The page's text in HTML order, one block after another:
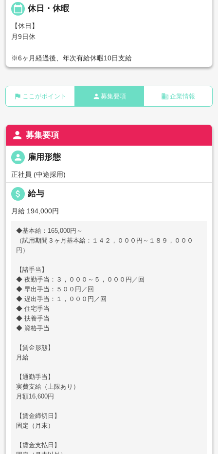
calendar_today 休日・休暇
【休日】
月9日休
※6ヶ月経過後、年次有給休暇10日支給
flag ここがポイント person 募集要項 business 企業情報
person 募集要項
person 雇用形態
正社員 (中途採用)
attach_money 給与
月給 194,000円
◆基本給：165,000円～
（試用期間３ヶ月基本給：１４２，０００円～１８９，０００
円）
【諸手当】
◆ 夜勤手当：３，０００～５，０００円／回
◆ 早出手当：５００円／回
◆ 遅出手当：１，０００円／回
◆ 住宅手当
◆ 扶養手当
◆ 資格手当
【賃金形態】
月給
【通勤手当】
実費支給（上限あり）
月額16,600円
【賃金締切日】
固定（月末）
【賃金支払日】